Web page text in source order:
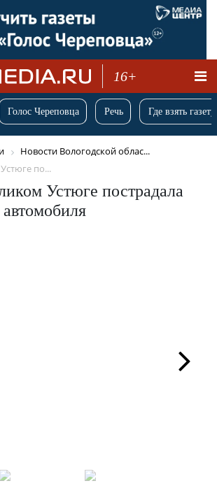
16+
Голос Череповца Речь Где взять
Новости Вологодской облас...
по...
Устюге пострадала